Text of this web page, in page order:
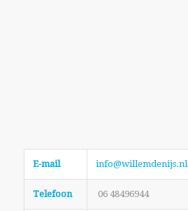
E-mail info@willemdenijs.nl
Telefoon 06 48496944